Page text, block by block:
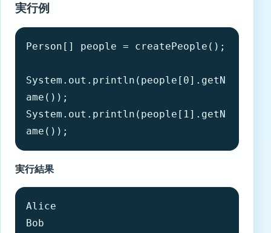
実行例
Person[] people = createPeople();
System.out.println(people[0].getN
ame());
System.out.println(people[1].getN
実行結果
Alice
Bob